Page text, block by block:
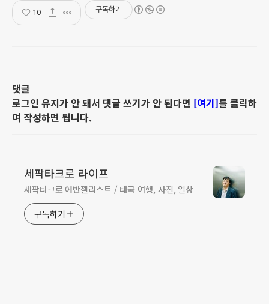
10 구독하기
댓글
로그인 유지가 안 돼서 댓글 쓰기가 안 된다면 [여기]를 클릭하
여 작성하면 됩니다.
세팍타크로 라이프
세팍타크로 에반젤리스트 / 태국 여행, 사진, 일상
구독하기